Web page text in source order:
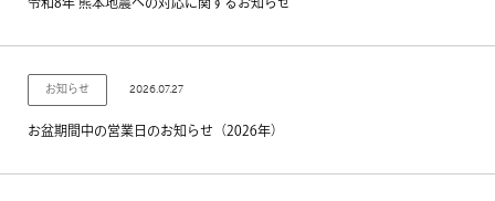
令和8年 熊本地震への対応に関するお知らせ
お知らせ 2026.07.27
お盆期間中の営業日のお知らせ（2026年）